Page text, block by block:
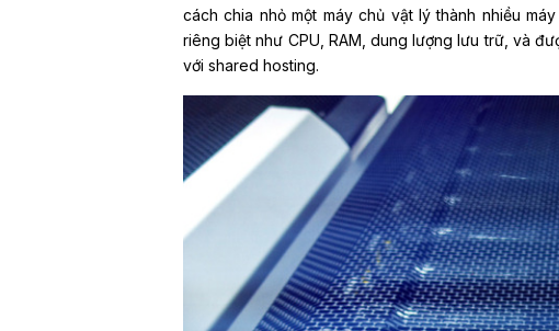
cách chia nhỏ một máy chủ vật lý thành nhiều
riêng biệt như CPU, RAM, dung lượng lưu trữ, và
với shared hosting.